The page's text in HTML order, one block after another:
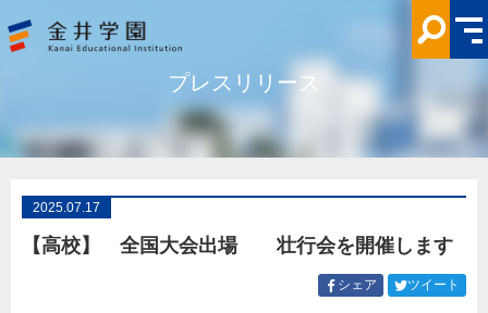
校】
全
国
会
プレスリリース
2025.07.17
【高校】 全国大会出場 壮行会を開催します
シェア Facebookツイート